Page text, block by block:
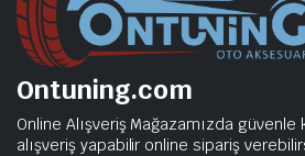
Ontuning.com
Online Alışveriş Mağazamızda güvenle
alışveriş yapabilir online sipariş